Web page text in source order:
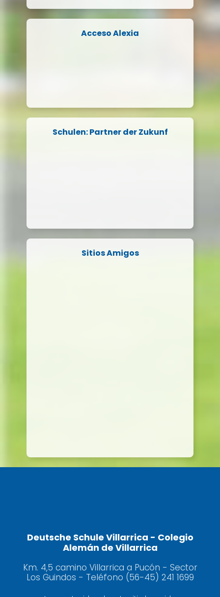
Acceso Alexia
Schulen: Partner der Zukunf
Sitios Amigos
Deutsche Schule Villarrica - Colegio
Alemán de Villarrica
Km. 4,5 camino Villarrica a Pucón - Sector
Los Guindos - Teléfono (56-45) 241 1699